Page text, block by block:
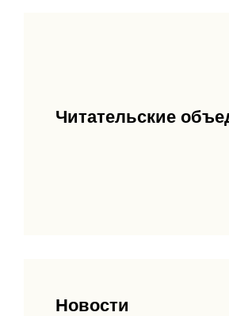
Читательские
Новости